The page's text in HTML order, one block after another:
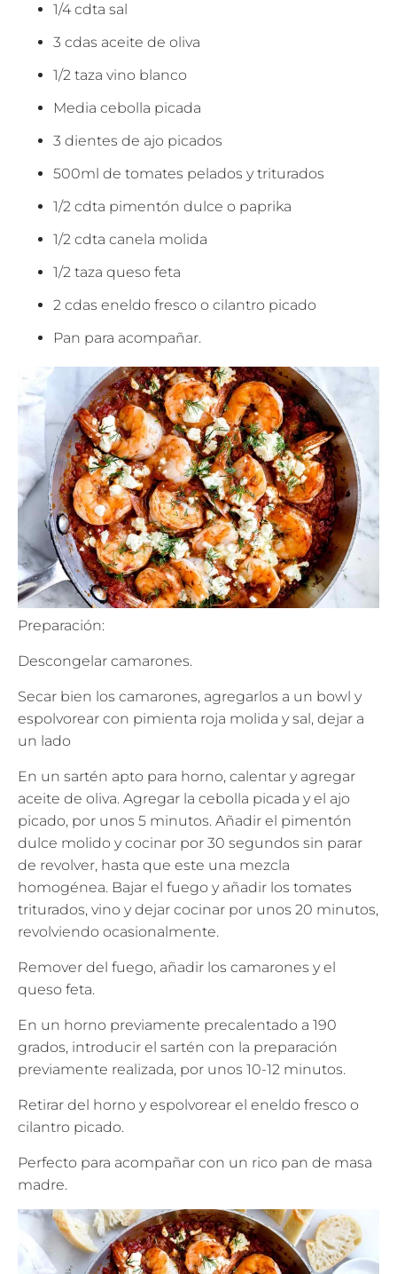
1/4 cdta sal
3 cdas aceite de oliva
1/2 taza vino blanco
Media cebolla picada
3 dientes de ajo picados
500ml de tomates pelados y triturados
1/2 cdta pimentón dulce o paprika
1/2 cdta canela molida
1/2 taza queso feta
2 cdas eneldo fresco o cilantro picado
Pan para acompañar.
Preparación:
Descongelar camarones.
Secar bien los camarones, agregarlos a un bowl y
espolvorear con pimienta roja molida y sal, dejar a
un lado
En un sartén apto para horno, calentar y agregar
aceite de oliva. Agregar la cebolla picada y el ajo
picado, por unos 5 minutos. Añadir el pimentón
dulce molido y cocinar por 30 segundos sin parar
de revolver, hasta que este una mezcla
homogénea. Bajar el fuego y añadir los tomates
triturados, vino y dejar cocinar por unos 20 minutos,
revolviendo ocasionalmente.
Remover del fuego, añadir los camarones y el
queso feta.
En un horno previamente precalentado a 190
grados, introducir el sartén con la preparación
previamente realizada, por unos 10-12 minutos.
Retirar del horno y espolvorear el eneldo fresco o
cilantro picado.
Perfecto para acompañar con un rico pan de masa
madre.